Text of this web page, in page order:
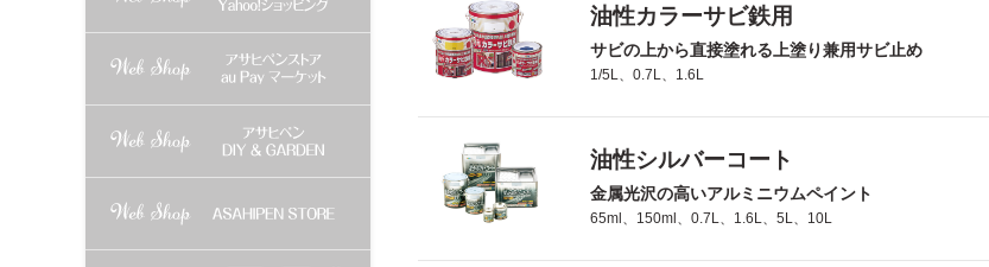
油性カラーサビ鉄用
サビの上から直接塗れる上塗り兼用サビ止め
1/5L、0.7L、1.6L
油性シルバーコート
金属光沢の高いアルミニウムペイント
65ml、150ml、0.7L、1.6L、5L、10L